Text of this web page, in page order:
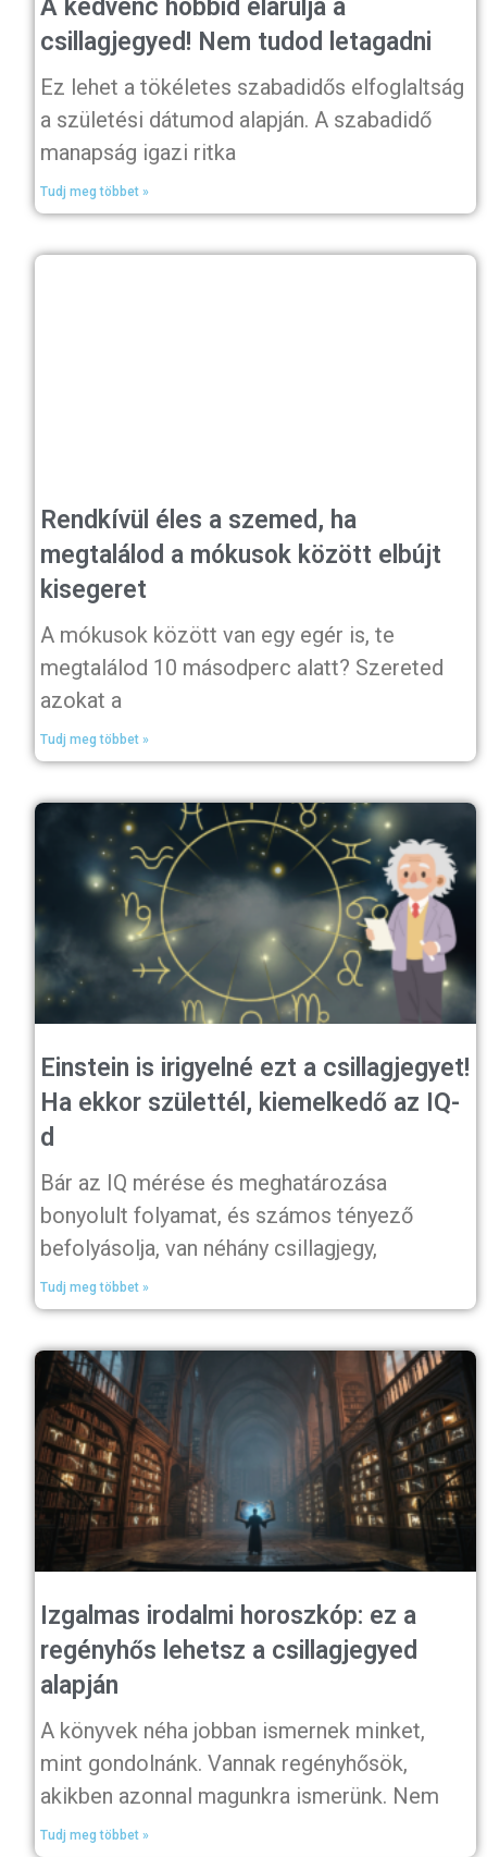
A kedvenc hobbid elárulja a
csillagjegyed! Nem tudod letagadni
Ez lehet a tökéletes szabadidős elfoglaltság
a születési dátumod alapján. A szabadidő
manapság igazi ritka
Tudj meg többet »
Rendkívül éles a szemed, ha
megtalálod a mókusok között elbújt
kisegeret
A mókusok között van egy egér is, te
megtalálod 10 másodperc alatt? Szereted
azokat a
Tudj meg többet »
Einstein is irigyelné ezt a csillagjegyet!
Ha ekkor születtél, kiemelkedő az IQ-
d
Bár az IQ mérése és meghatározása
bonyolult folyamat, és számos tényező
befolyásolja, van néhány csillagjegy,
Tudj meg többet »
Izgalmas irodalmi horoszkóp: ez a
regényhős lehetsz a csillagjegyed
alapján
A könyvek néha jobban ismernek minket,
mint gondolnánk. Vannak regényhősök,
akikben azonnal magunkra ismerünk. Nem
Tudj meg többet »